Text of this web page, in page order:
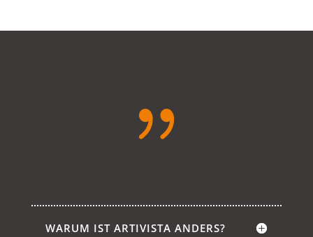
{
WARUM IST ARTIVISTA ANDERS?